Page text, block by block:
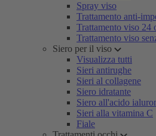
Spray viso
Trattamento anti-
Trattamento viso 24
Trattamento viso
Siero per il viso
Visualizza tutti
Sieri antirughe
Sieri al collagene
Siero idratante
Siero all'acido
Sieri alla vitamina C
Fiale